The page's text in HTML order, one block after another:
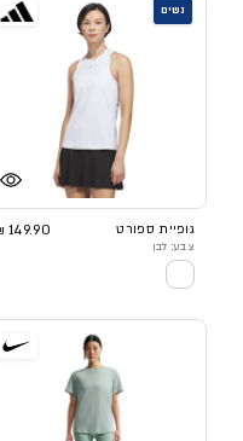
נשים
גופיית ספורט 149.90 ₪
צבע: לבן